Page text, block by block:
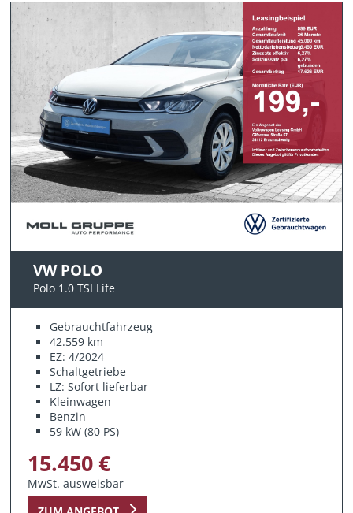
VW POLO
Polo 1.0 TSI Life
Gebrauchtfahrzeug
42.559 km
EZ: 4/2024
Schaltgetriebe
LZ: Sofort lieferbar
Kleinwagen
Benzin
59 kW (80 PS)
15.450 €
MwSt. ausweisbar